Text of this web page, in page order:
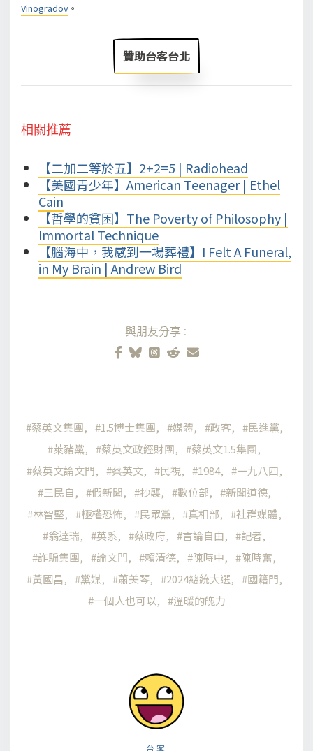
Vinogradov 。
贊助台客台北
相關推薦
【二加二等於五】2+2=5 | Radiohead
【美國青少年】American Teenager | Ethel
Cain
【哲學的貧困】The Poverty of Philosophy |
Immortal Technique
【腦海中，我感到一場葬禮】I Felt A Funeral,
in My Brain | Andrew Bird
與朋友分享:
蔡英文集團 1.5博士集團 媒體 政客
民進黨
萊豬黨
蔡英文政經財團
蔡英文1.5集團
蔡英文論文門
蔡英文 民視 1984
一九八四
三民自
假新聞 抄襲 數位部
新聞道德
林智堅
極權恐怖 民眾黨 真相部
社群媒體
翁達瑞
英系 蔡政府 言論自由
記者
詐騙集團
論文門 賴清德 陳時中
陳時奮
黃國昌
黨媒 蕭美琴 2024總統大選
國籍門
一個人也可以
溫暖的魄力
台客